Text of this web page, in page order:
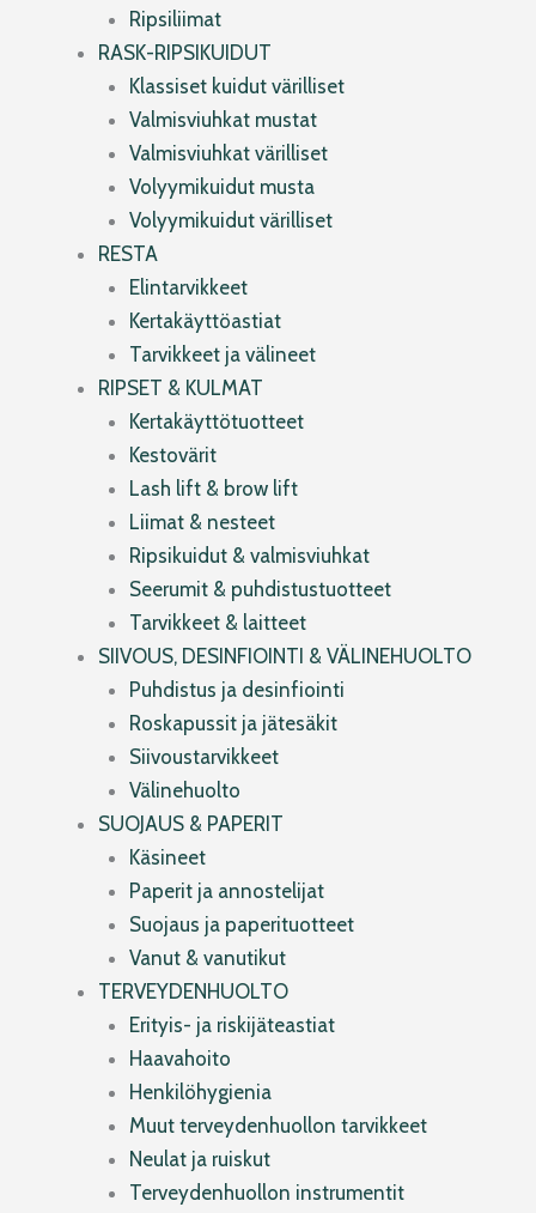
Ripsiliimat
RASK-RIPSIKUIDUT
Klassiset kuidut värilliset
Valmisviuhkat mustat
Valmisviuhkat värilliset
Volyymikuidut musta
Volyymikuidut värilliset
RESTA
Elintarvikkeet
Kertakäyttöastiat
Tarvikkeet ja välineet
RIPSET & KULMAT
Kertakäyttötuotteet
Kestovärit
Lash lift & brow lift
Liimat & nesteet
Ripsikuidut & valmisviuhkat
Seerumit & puhdistustuotteet
Tarvikkeet & laitteet
SIIVOUS, DESINFIOINTI & VÄLINEHUOLTO
Puhdistus ja desinfiointi
Roskapussit ja jätesäkit
Siivoustarvikkeet
Välinehuolto
SUOJAUS & PAPERIT
Käsineet
Paperit ja annostelijat
Suojaus ja paperituotteet
Vanut & vanutikut
TERVEYDENHUOLTO
Erityis- ja riskijäteastiat
Haavahoito
Henkilöhygienia
Muut terveydenhuollon tarvikkeet
Neulat ja ruiskut
Terveydenhuollon instrumentit